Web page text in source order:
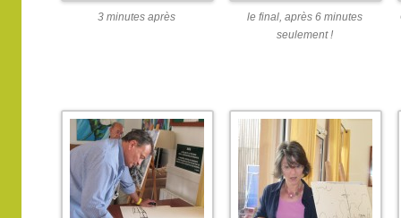
3 minutes après
le final, après 6 minutes
seulement !